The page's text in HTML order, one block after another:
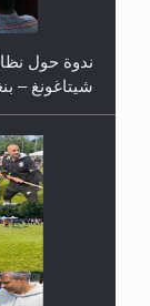
ندوة حول
شيتاغونغ –